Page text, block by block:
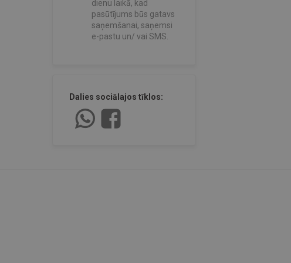
dienu laikā, kad
pasūtījums būs gatavs
saņemšanai, saņemsi
e-pastu un/ vai SMS.
Dalies sociālajos tīklos: